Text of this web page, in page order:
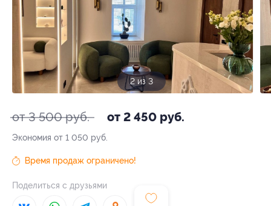
3 из 3
от 3 500 руб. от 2 450 руб.
Экономия от 1 050 руб.
Время продаж ограничено!
Поделиться с друзьями